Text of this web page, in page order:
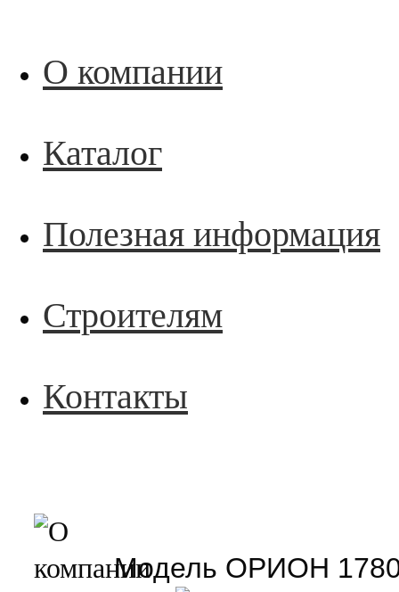
О компании
Каталог
Полезная информация
Строителям
Контакты
Модель ОРИОН